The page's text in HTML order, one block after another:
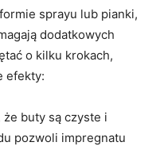
sprayu lub pianki,
dodatkowych
o kilku krokach,
efekty:
buty są czyste i
pozwoli impregnatu